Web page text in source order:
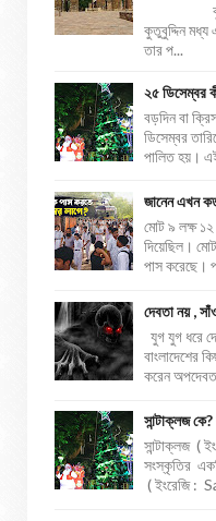
কুতুব
কুতুবুদ্দিন মধ্য
তার প...
২৫ ডিসেম্বর
বড়দিন বা
ডিসেম্বর
পালিত হয়।
জানেন এখন
মোট ৯ লক্ষ ১২
দিয়েছিল।
পাস করেছে।
দেবতা নয় ,
যুগ যুগ ধরে
বাংলাদেশের
করেন
সান্টাক্লজ
সান্টাক্লজ (
সংস্কৃতির
( ইংরেজি :